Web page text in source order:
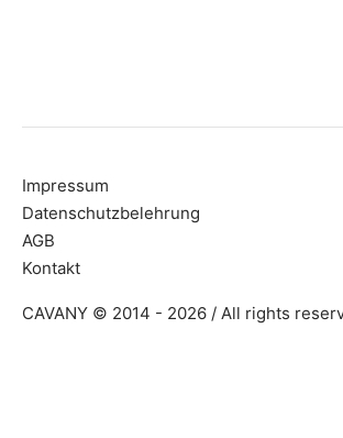
Impressum
Datenschutzbelehrung
AGB
Kontakt
CAVANY © 2014 - 2026 / All rights